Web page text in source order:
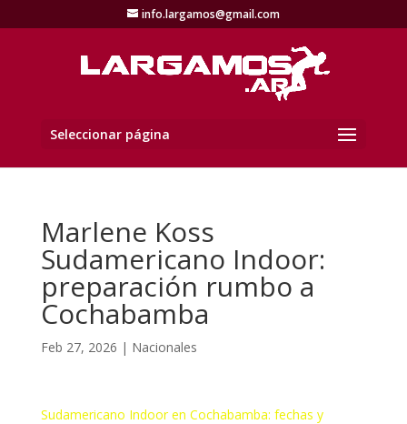
info.largamos@gmail.com
Seleccionar página
Marlene Koss
Sudamericano Indoor:
preparación rumbo a
Cochabamba
Feb 27, 2026 | Nacionales
Sudamericano Indoor en Cochabamba: fechas y